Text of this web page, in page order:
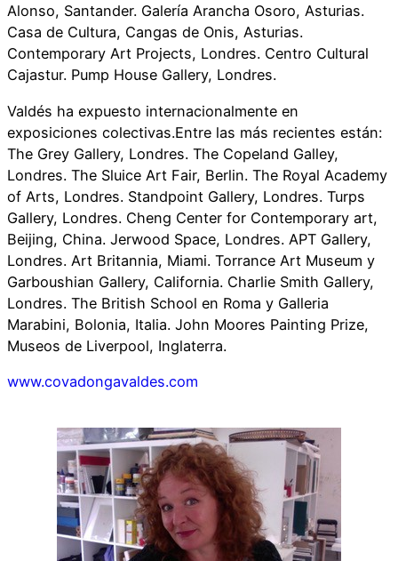
Alonso, Santander. Galería Arancha Osoro, Asturias.
Casa de Cultura, Cangas de Onis, Asturias.
Contemporary Art Projects, Londres. Centro Cultural
Cajastur. Pump House Gallery, Londres.
Valdés ha expuesto internacionalmente en
exposiciones colectivas.Entre las más recientes están:
The Grey Gallery, Londres. The Copeland Galley,
Londres. The Sluice Art Fair, Berlin. The Royal Academy
of Arts, Londres. Standpoint Gallery, Londres. Turps
Gallery, Londres. Cheng Center for Contemporary art,
Beijing, China. Jerwood Space, Londres. APT Gallery,
Londres. Art Britannia, Miami. Torrance Art Museum y
Garboushian Gallery, California. Charlie Smith Gallery,
Londres. The British School en Roma y Galleria
Marabini, Bolonia, Italia. John Moores Painting Prize,
Museos de Liverpool, Inglaterra.
www.covadongavaldes.com